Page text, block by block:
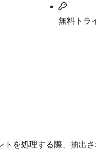
無料トラ
を処理する際、抽出